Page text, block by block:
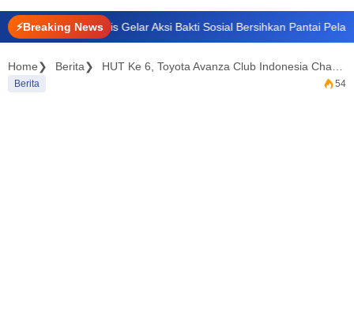
⚡Breaking News
1 Bengkalis Gelar Aksi Bakti Sosial Bersihkan Pantai Pelabuhan
Home Berita
Berita 54